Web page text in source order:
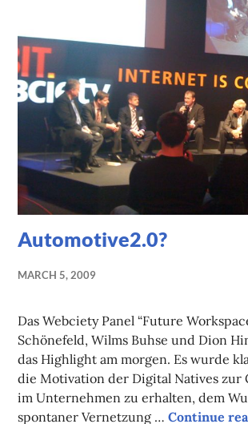
Automotive2.0?
MARCH 5, 2009
Das Webciety Panel “Future
Schönefeld, Wilms Buhse und Dion
das Highlight am morgen. Es wurde
die Motivation der Digital Natives zur
im Unternehmen zu erhalten, dem
spontaner Vernetzung …Continue